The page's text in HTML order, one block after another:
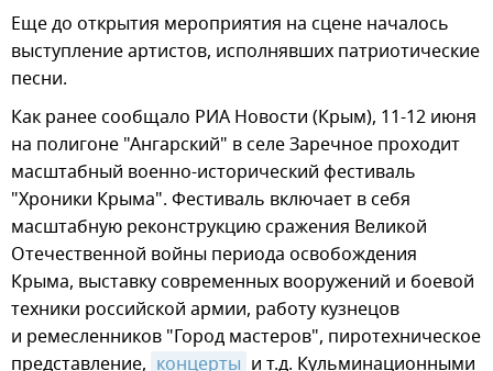
Еще до открытия мероприятия на сцене началось
выступление артистов, исполнявших патриотические
песни.
Как ранее сообщало РИА Новости (Крым), 11-12 июня
на полигоне "Ангарский" в селе Заречное проходит
масштабный военно-исторический фестиваль
"Хроники Крыма". Фестиваль включает в себя
масштабную реконструкцию сражения Великой
Отечественной войны периода освобождения
Крыма, выставку современных вооружений и боевой
техники российской армии, работу кузнецов
и ремесленников "Город мастеров", пиротехническое
представление, концерты и т.д. Кульминационными